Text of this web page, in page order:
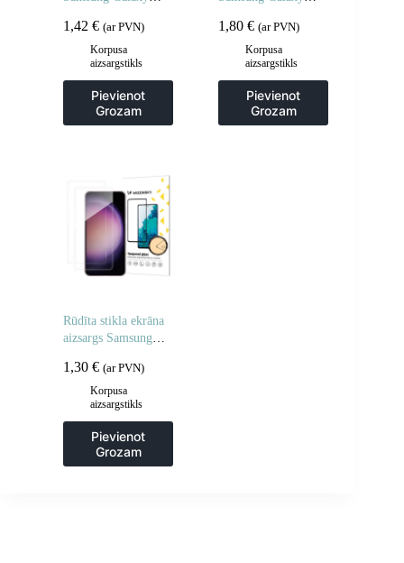
stikla – 2 gab.
1,42 € (ar PVN)
Korpusa
aizsargstikls
Pievienot
Grozam
līmējamam rūdītam
stiklam – 2 gab.
1,80€ (ar PVN)
Korpusa
aizsargstikls
Pievienot
Grozam
Rūdīta stikla ekrāna
aizsargs Samsung
stikla ekrāna aizsargs
– 2 gab.
1,30 € (ar PVN)
Korpusa
aizsargstikls
Pievienot
Grozam